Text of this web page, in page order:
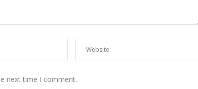
next time I comment.